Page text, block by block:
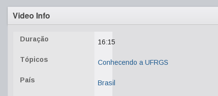
Video Info
Duração 16:15
Tópicos Conhecendo a UFRGS
País Brasil